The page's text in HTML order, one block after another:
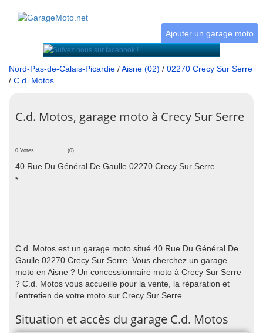
Ajouter un garage moto
Nord-Pas-de-Calais-Picardie /Aisne (02) / 02270 Crecy Sur Serre
/ C.d. Motos
C.d. Motos, garage moto à Crecy Sur Serre
0 Votes (0)
40 Rue Du Général De Gaulle 02270 Crecy Sur Serre
*
C.d. Motos est un garage moto situé 40 Rue Du Général De
Gaulle 02270 Crecy Sur Serre. Vous cherchez un garage
moto en Aisne ? Un concessionnaire moto à Crecy Sur Serre
? C.d. Motos vous accueille pour la vente, la réparation et
l'entretien de votre moto sur Crecy Sur Serre.
Situation et accès du garage C.d. Motos